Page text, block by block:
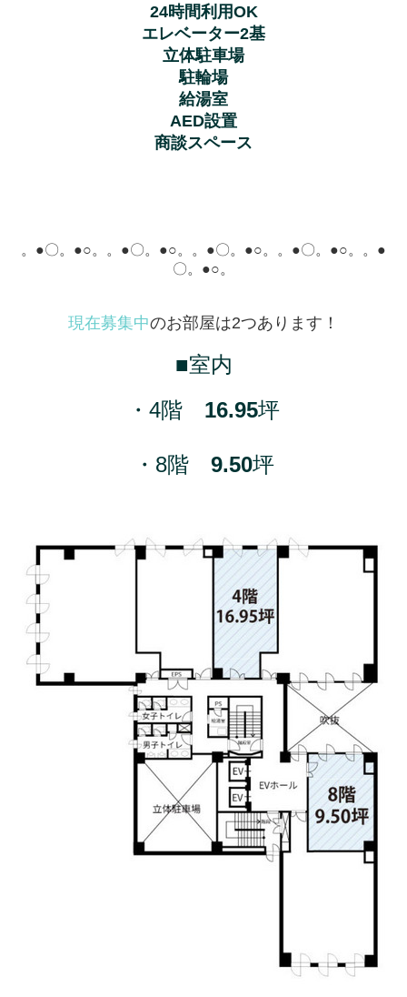
24時間利用OK
エレベーター2基
立体駐車場
駐輪場
給湯室
AED設置
商談スペース
。●〇。●○。 。●〇。●○。 。●〇。●○。 。●〇。●○。
。●
〇。●○。
現在募集中のお部屋は2つあります！
■室内
・4階 16.95坪
・8階 9.50坪